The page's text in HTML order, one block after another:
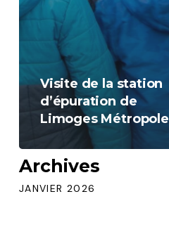
Visite de la station
d’épuration de
Limoges Métropole
Archives
JANVIER 2026